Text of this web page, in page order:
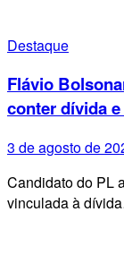
Destaque
Flávio
conter dívida
3 de agosto de
Candidato do PL
vinculada à